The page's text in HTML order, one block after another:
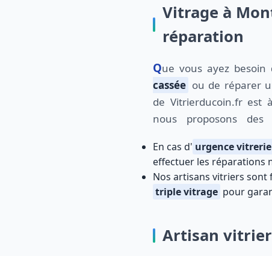
Vitrage à
réparation
Que vous ayez
cassée ou de réparer
de Vitrierducoin.fr est
nous proposons des
En cas d' urgence
effectuer les réparations
Nos artisans vitriers
triple vitrage pour
Artisan